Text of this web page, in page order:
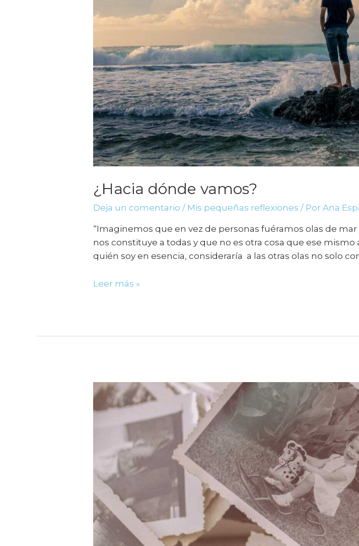
¿Hacia dónde vamos?
Deja un comentario / Mis pequeñas reflexiones / PorAna
“Imaginemos que en vez de personas fuéramos olas de
nos constituye a todas y que no es otra cosa que ese
quién soy en esencia, consideraría a las otras olas no solo
Leer más »
Poema
Virginia